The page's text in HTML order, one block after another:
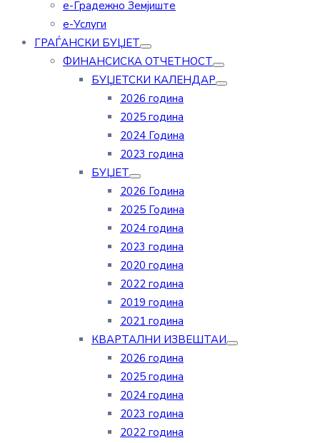
е-Градежно Земјиште
е-Услуги
ГРАЃАНСКИ БУЏЕТ
ФИНАНСИСКА ОТЧЕТНОСТ
БУЏЕТСКИ КАЛЕНДАР
2026 година
2025 година
2024 Година
2023 година
БУЏЕТ
2026 Година
2025 Година
2024 година
2023 година
2020 година
2022 година
2019 година
2021 година
КВАРТАЛНИ ИЗВЕШТАИ
2026 година
2025 година
2024 година
2023 година
2022 година